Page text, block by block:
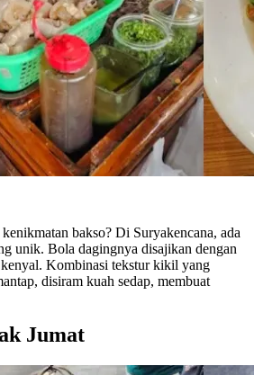
bakso? Di Suryakencana, ada
unik. Bola dagingnya disajikan dengan
Kombinasi tekstur kikil yang
disiram kuah sedap, membuat
Jumat